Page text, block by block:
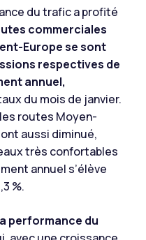
du trafic a profité
commerciales
Europe se sont
respectives de
annuel,
du mois de janvier.
routes Moyen-
aussi diminué,
très confortables
annuel s’élève
%.
performance du